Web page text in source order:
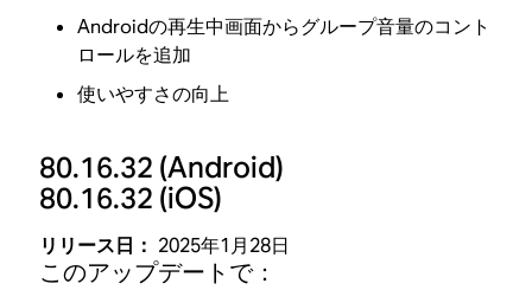
Androidの再生中画面からグループ音量のコント
ロールを追加
使いやすさの向上
80.16.32 (Android)
80.16.32 (iOS)
リリース日： 2025年1月28日
このアップデートで：